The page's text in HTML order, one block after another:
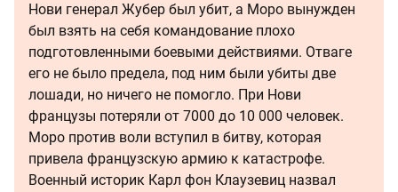
Нови генерал Жубер был убит, а Моро вынужден
был взять на себя командование плохо
подготовленными боевыми действиями. Отваге
его не было предела, под ним были убиты две
лошади, но ничего не помогло. При Нови
французы потеряли от 7000 до 10 000 человек.
Моро против воли вступил в битву, которая
привела французскую армию к катастрофе.
Военный историк Карл фон Клаузевиц назвал